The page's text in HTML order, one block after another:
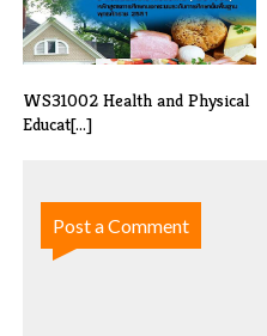
WS31002 Health and Physical
Educat[...]
Post a Comment